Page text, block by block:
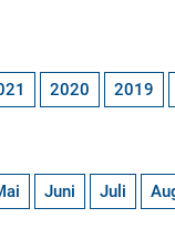
2020 2019
Juni Juli